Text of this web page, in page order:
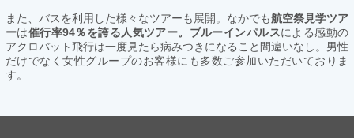
また、バスを利用した様々なツアーも展開。なかでも航空祭見学ツア
ーは催行率94％を誇る人気ツアー。ブルーインパルスによる感動の
アクロバット飛行は一度見たら病みつきになること間違いなし。男性
だけでなく女性グループのお客様にも多数ご参加いただいておりま
す。